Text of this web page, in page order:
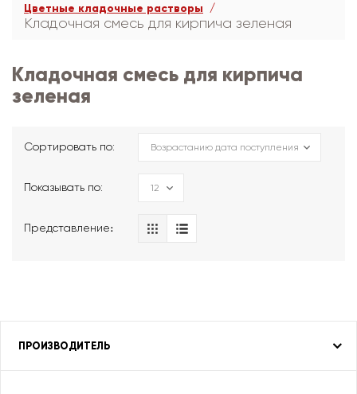
Цветные кладочные растворы
Кладочная смесь для кирпича зеленая
Кладочная смесь для кирпича
зеленая
Сортировать по:
Показывать по:
Представление։
ПРОИЗВОДИТЕЛЬ